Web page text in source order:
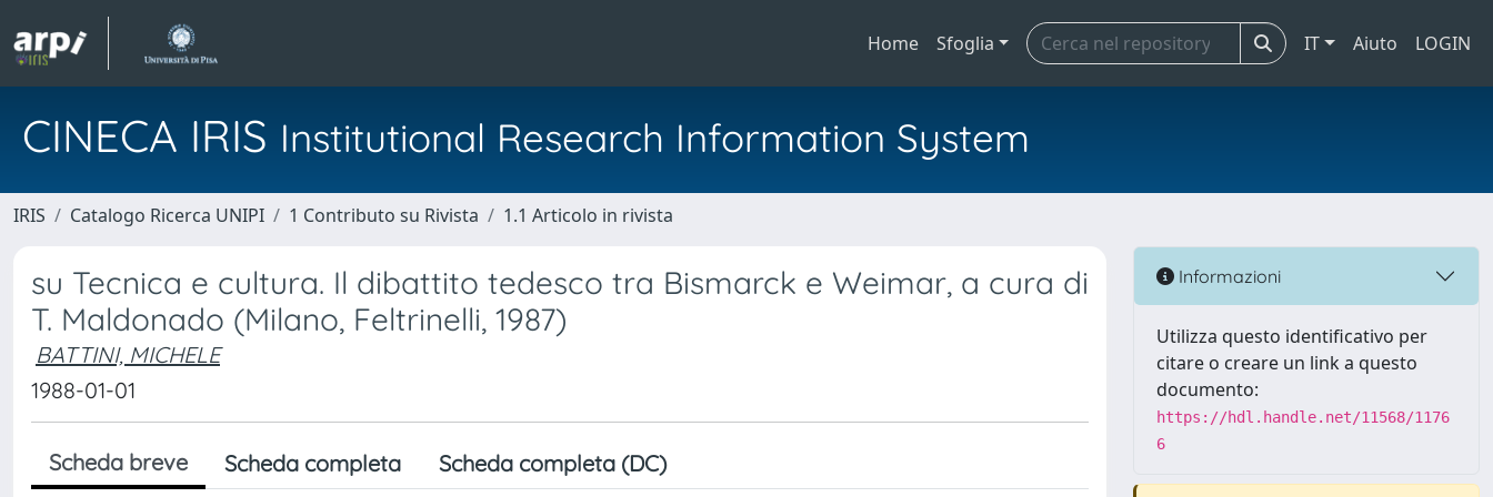
Home Sfoglia IT Aiuto LOGIN
CINECA IRIS Institutional Research Information System
IRIS Catalogo Ricerca UNIPI 1 Contributo su Rivista 1.1 Articolo in rivista
su Tecnica e cultura. Il dibattito tedesco tra Bismarck e Weimar, a cura di
T. Maldonado (Milano, Feltrinelli, 1987)
BATTINI, MICHELE
1988-01-01
Scheda breve Scheda completa Scheda completa (DC)
Informazioni
Utilizza questo identificativo per
citare o creare un link a questo
documento:
https://hdl.handle.net/11568/1176
6